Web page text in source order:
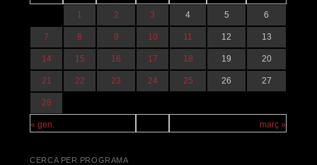
« gen. març »
1 2 3 4 5 6
7 8 9 10 11 12 13
14 15 16 17 18 19 20
21 22 23 24 25 26 27
28
CERCA PER PROGRAMA